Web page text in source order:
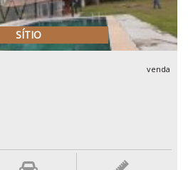
SÍTIO
venda